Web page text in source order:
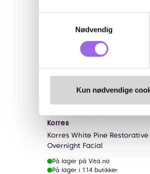
Nødvendig
Kun nødvendige
Karakter:
4.8 av 5 mulige
Korres
Korres White Pine Restorative
Overnight Facial
På lager på Vita.no
På lager i 114 butikker